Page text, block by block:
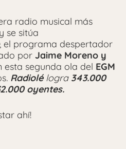
radio musical más
se sitúa
, el programa despertador
por Jaime Moreno y
esta segunda ola del EGM
. Radiolélogra343.000
oyentes.
ahí!